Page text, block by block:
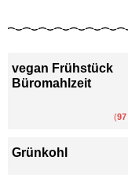
vegan Frühstück
Büromahlzeit
(97
Grünkohl